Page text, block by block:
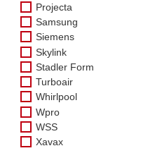
Projecta
Samsung
Siemens
Skylink
Stadler Form
Turboair
Whirlpool
Wpro
WSS
Xavax